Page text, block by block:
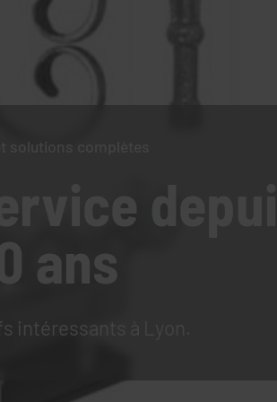
solutions complètes
depuis
ans
intéressants à Lyon.